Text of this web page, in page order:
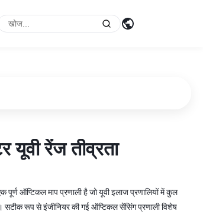
यूवी रेंज तीव्रता
यूवी रेंज तीव्रता
ऑप्टिकल माप प्रणाली है जो यूवी इलाज प्रणालियों में कुल
सटीक रूप से इंजीनियर की गई ऑप्टिकल सेंसिंग प्रणाली विशेष